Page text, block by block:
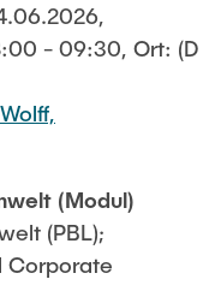
- 09:30, Ort: (D
(Modul)
(PBL);
Corporate